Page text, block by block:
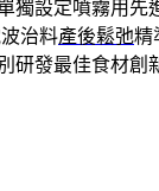
獨設定噴霧用先
治料產後鬆弛精
研發最佳食材創